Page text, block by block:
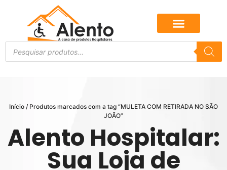
Início / Produtos marcados com a tag “MULETA COM RETIRADA NO SÃO
JOÃO”
Alento Hospitalar:
Sua Loja de